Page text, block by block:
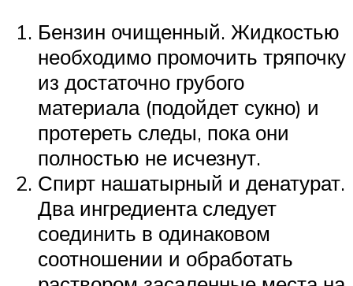
Бензин очищенный. Жидкостью
необходимо промочить тряпочку
из достаточно грубого
материала (подойдет сукно) и
протереть следы, пока они
полностью не исчезнут.
Спирт нашатырный и денатурат.
Два ингредиента следует
соединить в одинаковом
соотношении и обработать